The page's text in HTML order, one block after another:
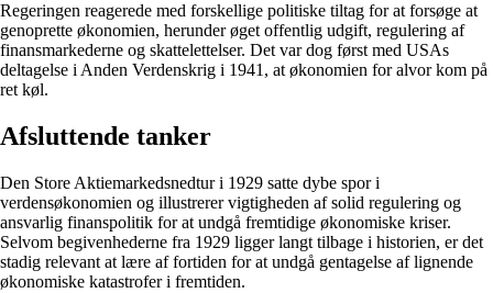
Regeringen reagerede med forskellige politiske tiltag for at forsøge at
genoprette økonomien, herunder øget offentlig udgift, regulering af
finansmarkederne og skattelettelser. Det var dog først med USAs
deltagelse i Anden Verdenskrig i 1941, at økonomien for alvor kom på
ret køl.
Afsluttende tanker
Den Store Aktiemarkedsnedtur i 1929 satte dybe spor i
verdensøkonomien og illustrerer vigtigheden af solid regulering og
ansvarlig finanspolitik for at undgå fremtidige økonomiske kriser.
Selvom begivenhederne fra 1929 ligger langt tilbage i historien, er det
stadig relevant at lære af fortiden for at undgå gentagelse af lignende
økonomiske katastrofer i fremtiden.